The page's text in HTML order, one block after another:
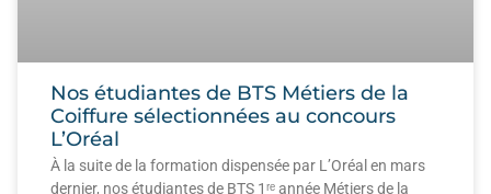
Nos étudiantes de BTS Métiers de la
Coiffure sélectionnées au concours
L’Oréal
À la suite de la formation dispensée par L’Oréal en mars
dernier, nos étudiantes de BTS 1ʳᵉ année Métiers de la